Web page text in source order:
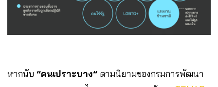
หากนับ “คนเปราะบาง” ตามนิยามของกรมการพัฒนา